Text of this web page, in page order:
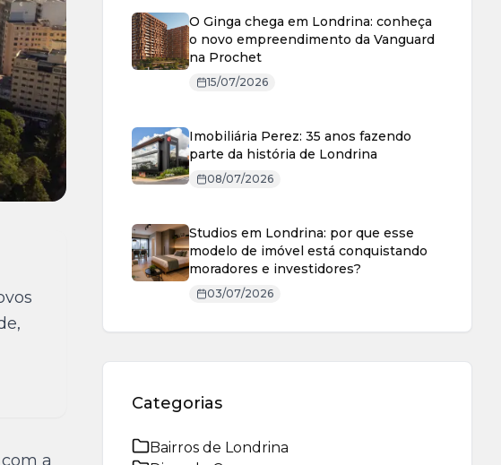
a
O Ginga chega em Londrina: conheça
o novo empreendimento da Vanguard
na Prochet
15/07/2026
Imobiliária Perez: 35 anos fazendo
parte da história de Londrina
08/07/2026
Studios em Londrina: por que esse
modelo de imóvel está conquistando
moradores e investidores?
03/07/2026
Categorias
Bairros de Londrina